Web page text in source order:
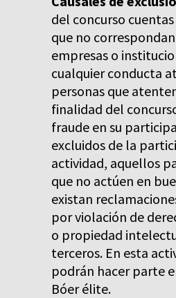
del concurso
que no
empresas o
cualquier conducta
personas que
finalidad del
fraude en su
excluidos de la
actividad, aquellos
que no actúen en
existan
por violación de
o propiedad
terceros. En esta
podrán hacer parte
Bóer élite.